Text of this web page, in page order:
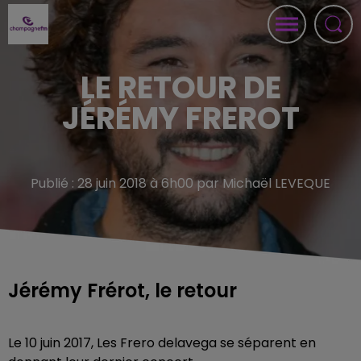
LE RETOUR DE
JÉRÉMY FREROT
Publié : 28 juin 2018 à 6h00 par Michaël LEVEQUE
Jérémy Frérot, le retour
Le 10 juin 2017, Les Frero delavega se séparent en